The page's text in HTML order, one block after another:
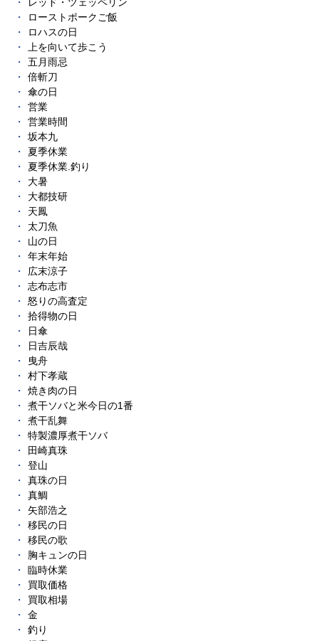
レッド・ツェッペリン
ローストポークご飯
ロハスの日
上を向いて歩こう
五月雨忌
倍斬刀
傘の日
営業
営業時間
坂本九
夏季休業
夏季休業.釣り
大暑
大都技研
天鳳
太刀魚
山の日
年末年始
広末涼子
志布志市
怒りの高査定
拾得物の日
日傘
日吉辰哉
曳舟
村下孝蔵
焼き肉の日
煮干ソバと米今日の1番
煮干乱舞
特製濃厚煮干ソバ
田崎真珠
登山
真珠の日
真鯛
矢部浩之
移民の日
移民の歌
胸キュンの日
臨時休業
買取価格
買取相場
金
釣り